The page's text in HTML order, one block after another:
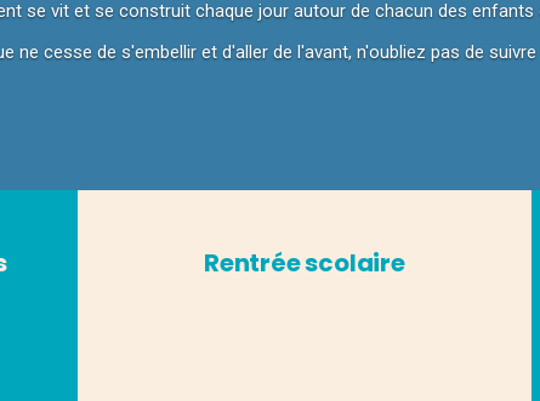
se vit et se construit chaque jour autour de chacun des
ne cesse de s'embellir et d'aller de l'avant, n'oubliez pas de
Rentrée scolaire